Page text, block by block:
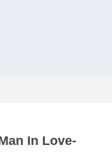
In Love-